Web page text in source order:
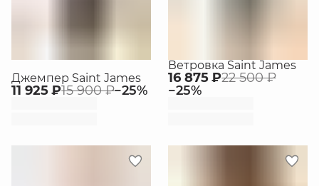
Джемпер Saint James
11 925 ₽15 900 ₽−25%
Ветровка Saint James
16 875 ₽22 500 ₽
−25%